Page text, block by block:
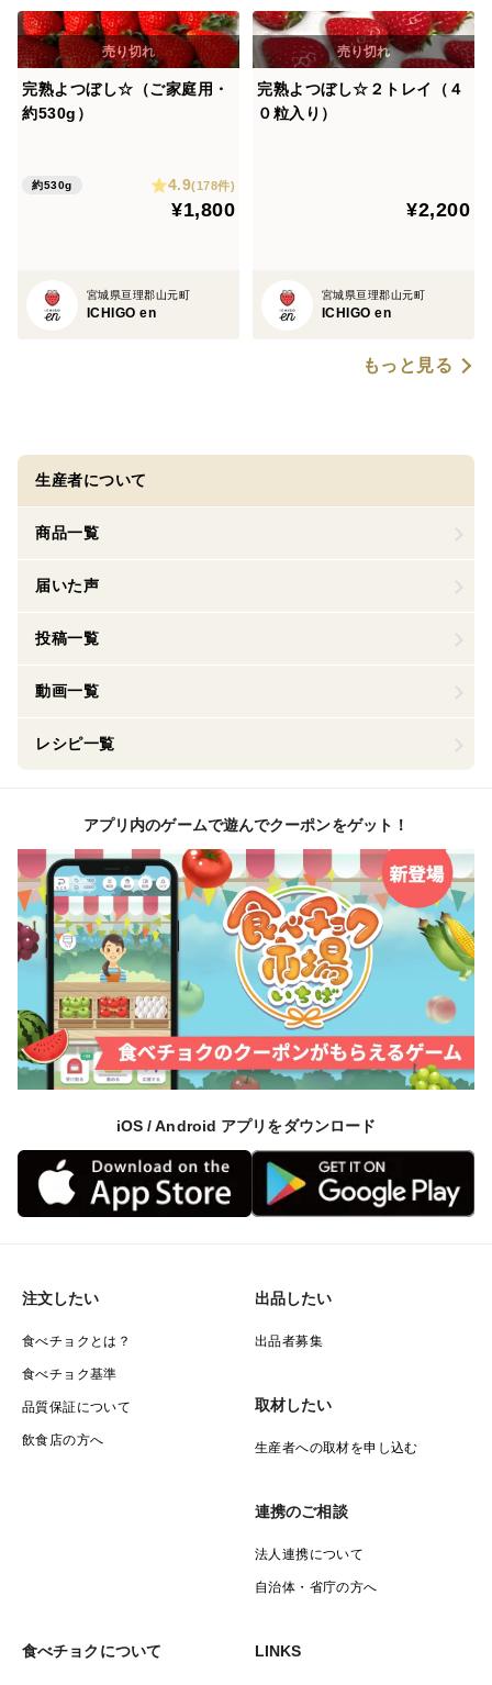
完熟よつぼし☆（ご家庭用・
約530g）
約530g 4.9(178件)
¥1,800
宮城県亘理郡山元町
ICHIGO en
完熟よつぼし☆２トレイ（４
０粒入り）
¥2,200
宮城県亘理郡山元町
ICHIGO en
もっと見る
生産者について
商品一覧
届いた声
投稿一覧
動画一覧
レシピ一覧
アプリ内のゲームで遊んでクーポンをゲット！
iOS / Android アプリをダウンロード
注文したい
食べチョクとは？
食べチョク基準
品質保証について
飲食店の方へ
出品したい
出品者募集
取材したい
生産者への取材を申し込む
連携のご相談
法人連携について
自治体・省庁の方へ
食べチョクについて LINKS